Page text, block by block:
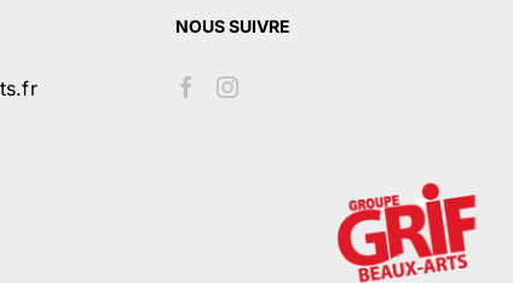
NOUS SUIVRE